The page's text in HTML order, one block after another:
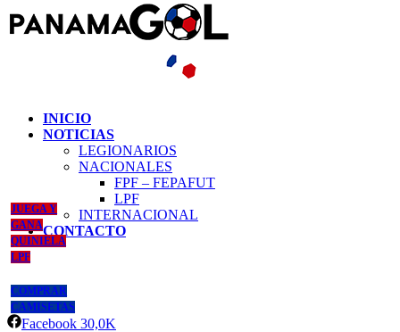
INICIO
NOTICIAS
LEGIONARIOS
NACIONALES
FPF – FEPAFUT
LPF
INTERNACIONAL
CONTACTO
JUEGA Y
GANA
QUINIELA
LPF
COMPRAR
CAMISETAS
Facebook 30,0K